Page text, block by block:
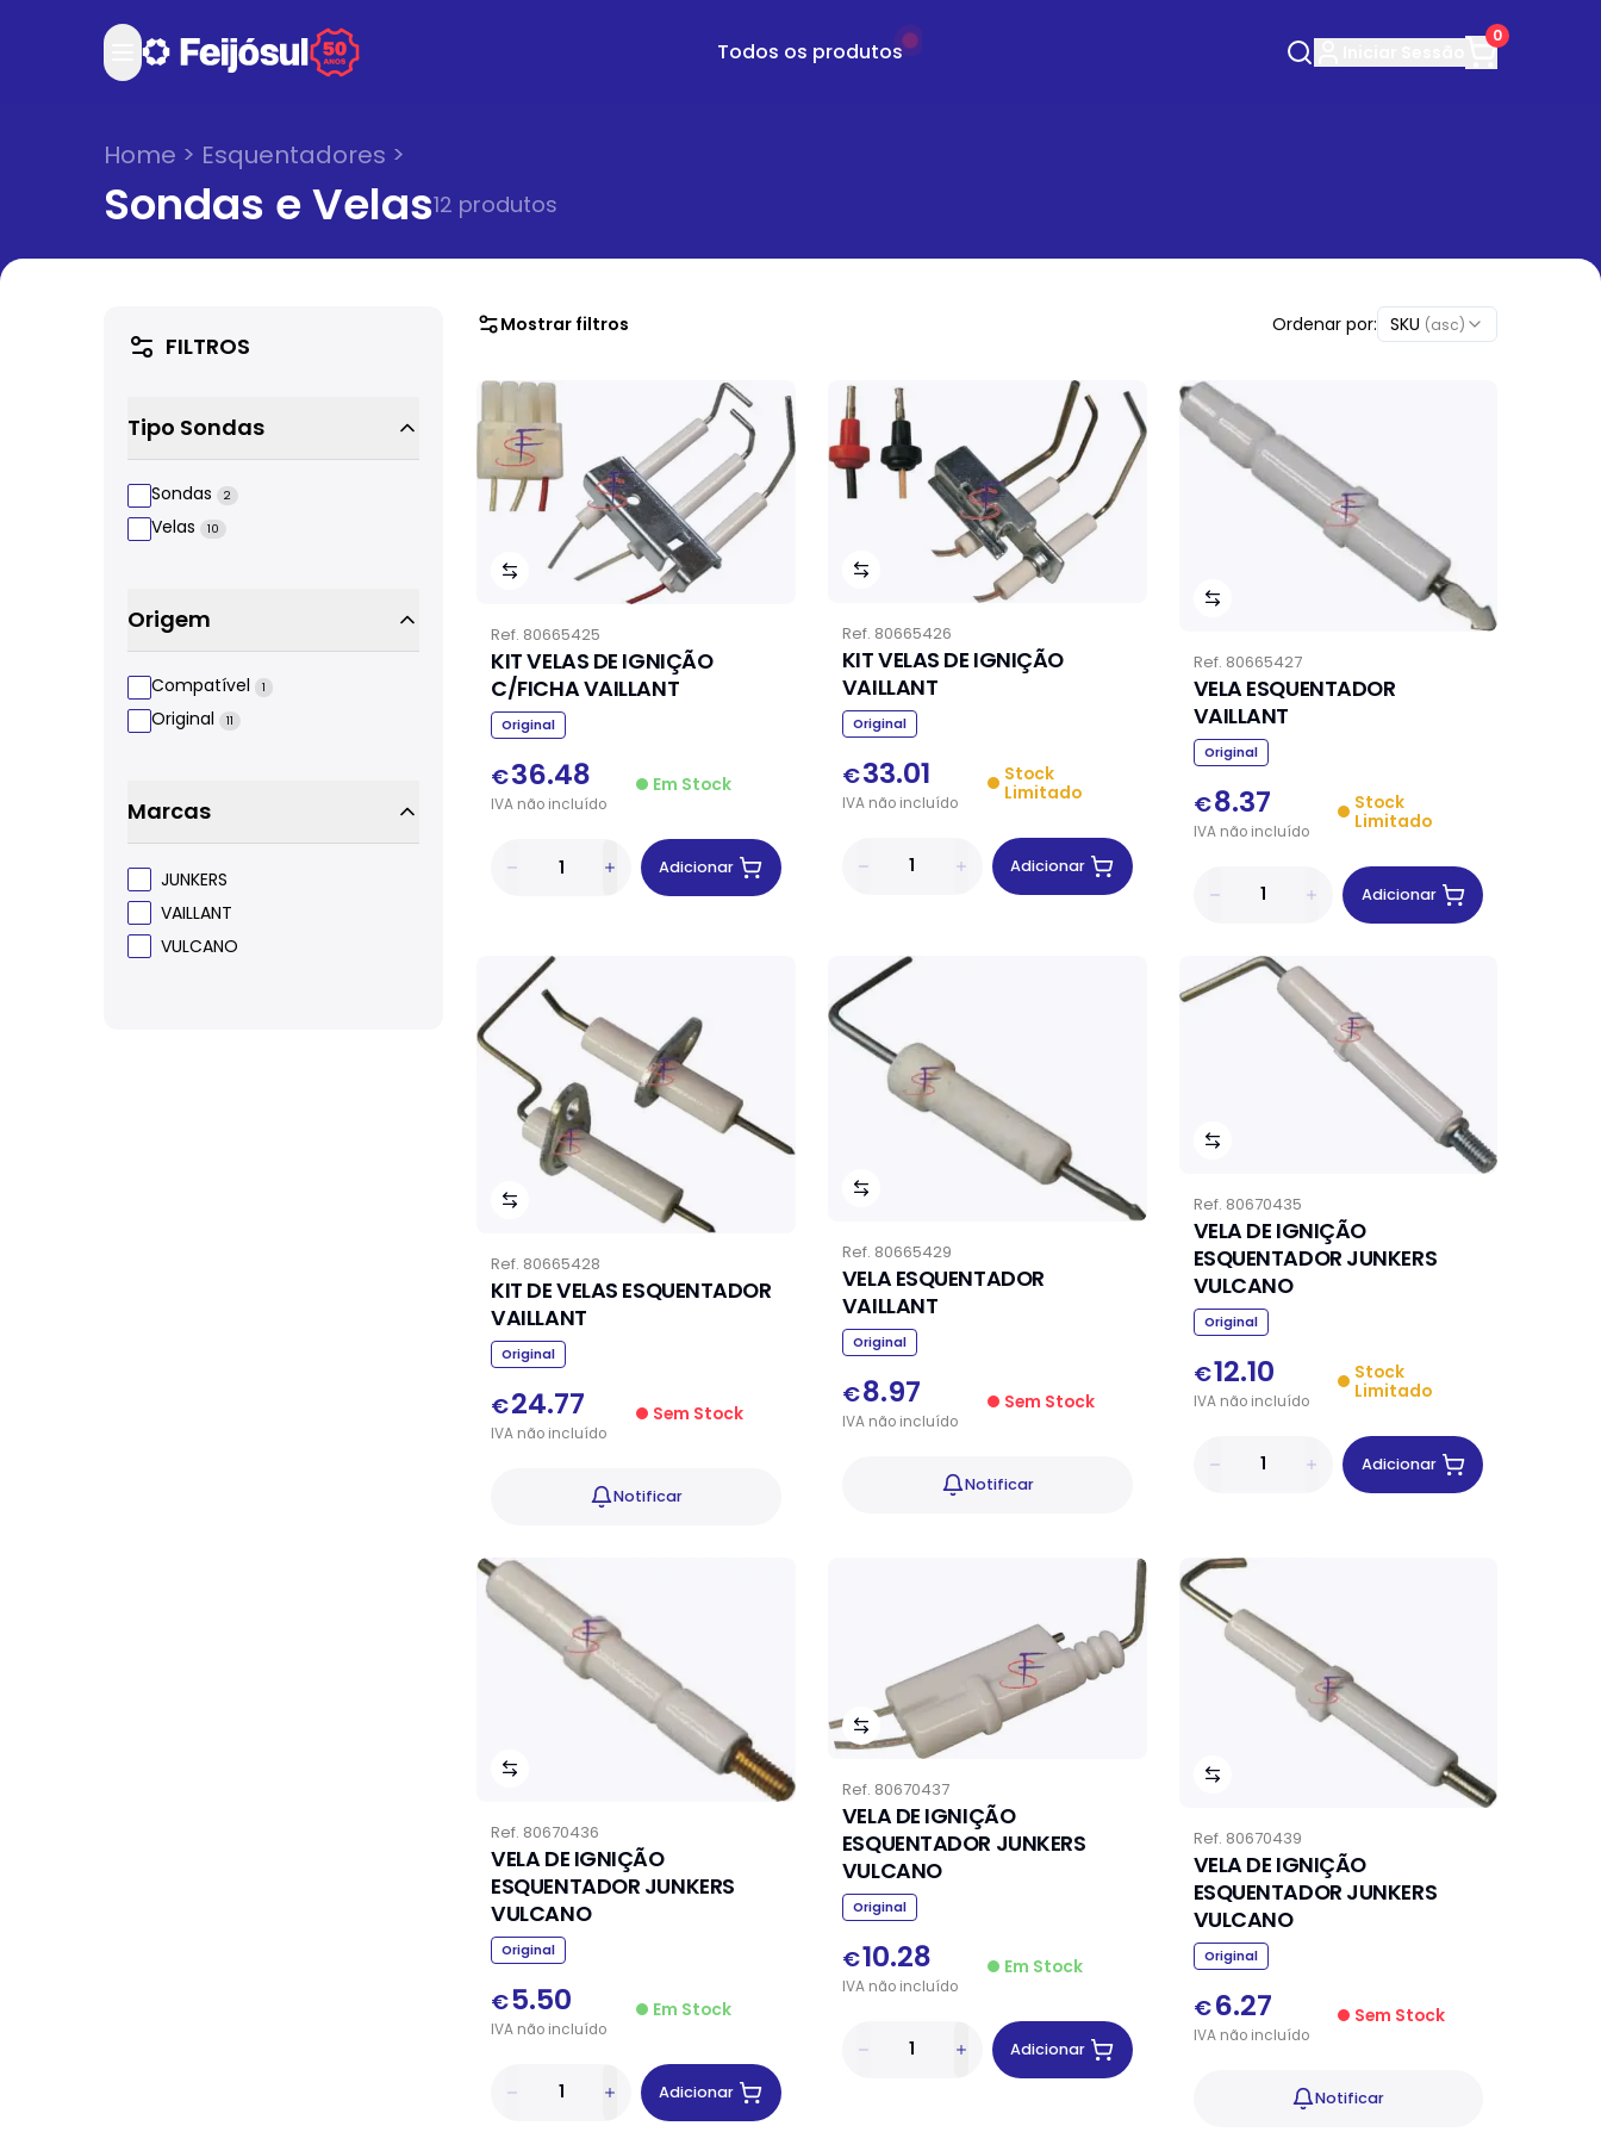
Todos os produtos
0
Home > Esquentadores >
Sondas e Velas12 produtos
FILTROS
Tipo Sondas
Sondas 2
Velas 10
Origem
Compatível 1
Original 11
Marcas
JUNKERS
VAILLANT
VULCANO
Mostrar filtros Ordenar por: SKU (asc)
Ref. 80665425
KIT VELAS DE IGNIÇÃO
C/FICHA VAILLANT
Original
€36.48
IVA não incluído
Em Stock
Adicionar
Ref. 80665426
KIT VELAS DE IGNIÇÃO
VAILLANT
Original
€33.01
IVAnãoincluído
Stock
Limitado
Adicionar
Ref. 80665427
VELA ESQUENTADOR
VAILLANT
Original
€8.37
IVAnãoincluído
Stock
Limitado
Adicionar
Ref. 80665428
KIT DE VELAS ESQUENTADOR
VAILLANT
Original
€24.77
IVA não incluído
Sem Stock
Notificar
Ref. 80665429
VELA ESQUENTADOR
VAILLANT
Original
€8.97
IVAnãoincluído
Sem Stock
Notificar
Ref. 80670435
VELA DE IGNIÇÃO
ESQUENTADOR JUNKERS
VULCANO
Original
€12.10
IVAnãoincluído
Stock
Limitado
Adicionar
Ref. 80670436
VELA DE IGNIÇÃO
ESQUENTADOR JUNKERS
VULCANO
Original
€5.50
IVA não incluído
Em Stock
Adicionar
Ref. 80670437
VELA DE IGNIÇÃO
ESQUENTADOR JUNKERS
VULCANO
Original
€10.28
IVAnãoincluído
Em Stock
Adicionar
Ref. 80670439
VELA DE IGNIÇÃO
ESQUENTADOR JUNKERS
VULCANO
Original
€6.27
IVAnãoincluído
Sem Stock
Notificar